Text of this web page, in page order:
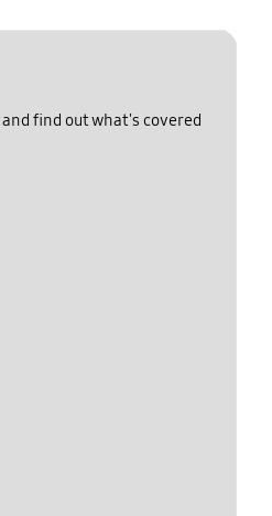
find out what's covered